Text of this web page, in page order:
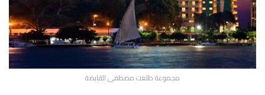
مجموعة طلعت مصطفى القابضة